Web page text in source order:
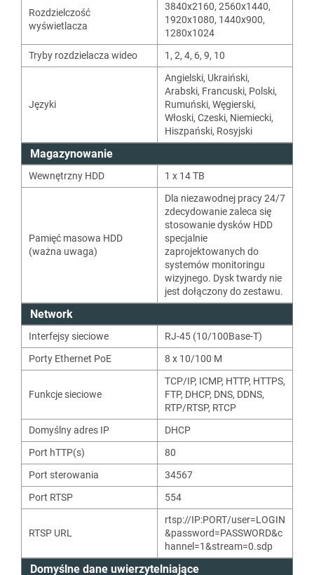
Rozdzielczość
wyświetlacza
3840x2160, 2560x1440,
1920x1080, 1440x900,
1280x1024
Tryby rozdzielacza wideo
1, 2, 4, 6, 9, 10
Języki
Angielski, Ukraiński,
Arabski, Francuski, Polski,
Rumuński, Węgierski,
Włoski, Czeski, Niemiecki,
Hiszpański, Rosyjski
Magazynowanie
Wewnętrzny HDD 1 x 14 TB
Pamięć masowa HDD
(ważna uwaga)
Dla niezawodnej pracy 24/7
zdecydowanie zaleca się
stosowanie dysków HDD
specjalnie
zaprojektowanych do
systemów monitoringu
wizyjnego. Dysk twardy nie
jest dołączony do zestawu.
Network
Interfejsy sieciowe
RJ-45 (10/100Base-T)
Porty Ethernet PoE
8 x 10/100 M
Funkcje sieciowe
TCP/IP, ICMP, HTTP, HTTPS,
FTP, DHCP, DNS, DDNS,
RTP/RTSP, RTCP
Domyślny adres IP
DHCP
Port hTTP(s)
80
Port sterowania
34567
Port RTSP
554
RTSP URL
rtsp://IP:PORT/user=LOGIN
&password=PASSWORD&c
hannel=1&stream=0.sdp
Domyślne dane uwierzytelniające